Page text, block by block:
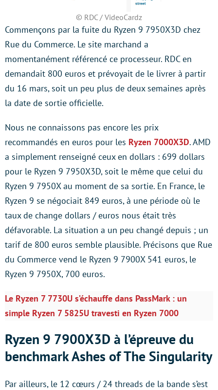
© RDC / VideoCardz
Commençons par la fuite du Ryzen 9 7950X3D chez
Rue du Commerce. Le site marchand a
momentanément référencé ce processeur. RDC en
demandait 800 euros et prévoyait de le livrer à partir
du 16 mars, soit un peu plus de deux semaines après
la date de sortie officielle.
Nous ne connaissons pas encore les prix
recommandés en euros pour les Ryzen 7000X3D. AMD
a simplement renseigné ceux en dollars : 699 dollars
pour le Ryzen 9 7950X3D, soit le même que celui du
Ryzen 9 7950X au moment de sa sortie. En France, le
Ryzen 9 se négociait 849 euros, à une période où le
taux de change dollars / euros nous était très
défavorable. La situation a un peu changé depuis ; un
tarif de 800 euros semble plausible. Précisons que Rue
du Commerce vend le Ryzen 9 7900X 541 euros, le
Ryzen 9 7950X, 700 euros.
Le Ryzen 7 7730U s’échauffe dans PassMark : un
simple Ryzen 7 5825U travesti en Ryzen 7000
Ryzen 9 7900X3D à l’épreuve du
benchmark Ashes of The Singularity
Par ailleurs, le 12 cœurs / 24 threads de la bande s’est